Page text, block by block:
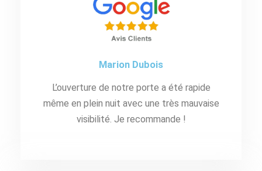
Marion Dubois
L’ouverture de notre porte a été rapide
même en plein nuit avec une très mauvaise
visibilité. Je recommande !